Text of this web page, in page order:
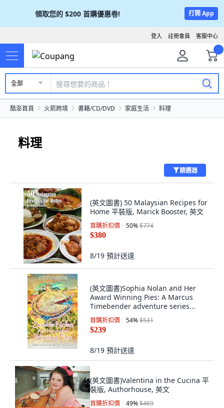
領取您的 $200 首購優惠卷! 打開 App
客服中心
註冊會員
登入
全部
酷澎首頁 火箭跨境 書籍/CD/DVD 家庭生活 料理
料理
篩選器
(英文圖書) 50 Malaysian Recipes for
Home 平裝版, Marick Booster, 英文
首購折扣價 50%$774
$380
8/19 預計送達
(英文圖書)Sophia Nolan and Her
Award Winning Pies: A Marcus
Timebender adventure series
novel 平裝版, Scott J Greise, 英文
首購折扣價 54%$531
$239
8/19 預計送達
(英文圖書)Valentina in the Cucina 平
裝版, Authorhouse, 英文
首購折扣價 49%$469